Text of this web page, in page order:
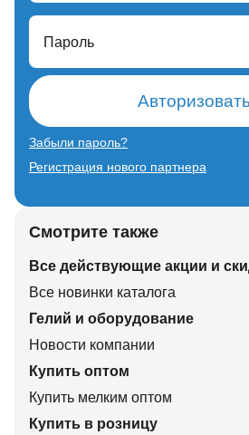
Пароль
Забыли пароль?
Регистрация нового партнера
Смотрите также
Все действующие акции и
Все новинки каталога
Гелий и оборудование
Новости компании
Купить оптом
Купить мелким оптом
Купить в розницу